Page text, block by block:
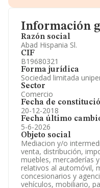
Información
Razón social
Abad Hispania Sl.
CIF
B19680321
Forma jurídica
Sociedad limitada
Sector
Comercio
Fecha de
20-12-2018
Fecha último
5-6-2026
Objeto social
Mediacion y/o
venta, distribución,
muebles, mercaderías
relativos al automóvil,
concesionarios y
vehículos, mobiliario,
Información oficial